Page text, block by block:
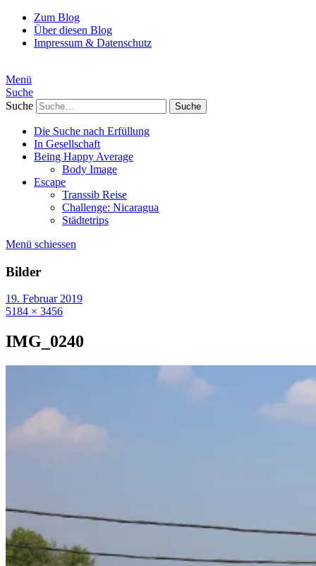
Zum Blog
Über diesen Blog
Impressum & Datenschutz
Menü
Suche
Suche
Die Suche nach Erfüllung
In Gesellschaft
Being Happy Average
Body Image
Escape
Transsib Reise
Challenge: Nicaragua
Städtetrips
Menü schiessen
Bilder
19. Februar 2019
5184 × 3456
IMG_0240